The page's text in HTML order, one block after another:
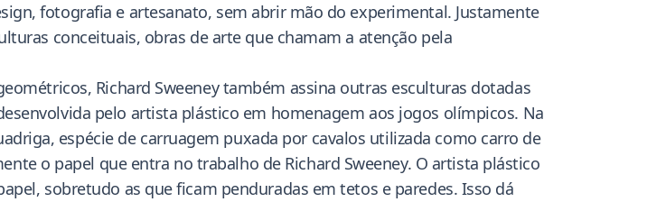
fotografia e artesanato, sem abrir mão do experimental. Justamente
conceituais, obras de arte que chamam a atenção pela
Richard Sweeney também assina outras esculturas dotadas
pelo artista plástico em homenagem aos jogos olímpicos. Na
espécie de carruagem puxada por cavalos utilizada como carro de
o papel que entra no trabalho de Richard Sweeney. O artista plástico
sobretudo as que ficam penduradas em tetos e paredes. Isso dá